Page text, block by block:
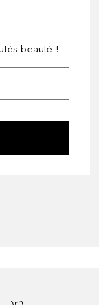
beauté !